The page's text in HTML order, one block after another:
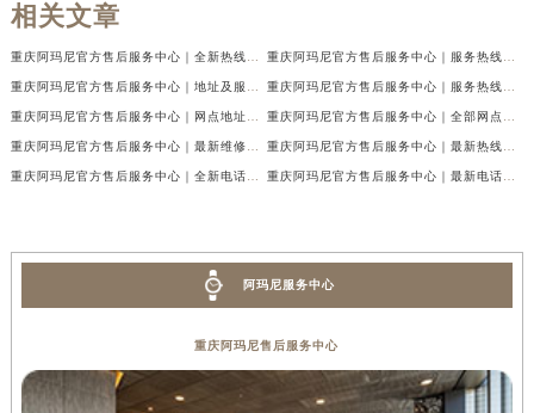
相关文章
阿玛尼服务中心
重庆阿玛尼售后服务中心